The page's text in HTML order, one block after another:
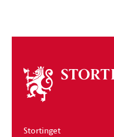
Om
stortinget
Stortinget